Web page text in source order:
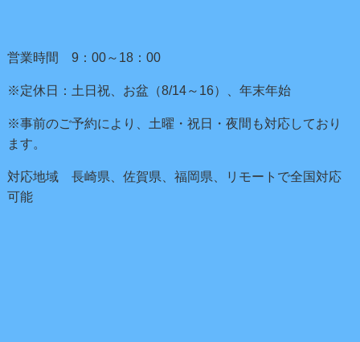
営業時間 9：00～18：00
※定休日：土日祝、お盆（8/14～16）、年末年始
※事前のご予約により、土曜・祝日・夜間も対応しており
ます。
対応地域 長崎県、佐賀県、福岡県、リモートで全国対応
可能